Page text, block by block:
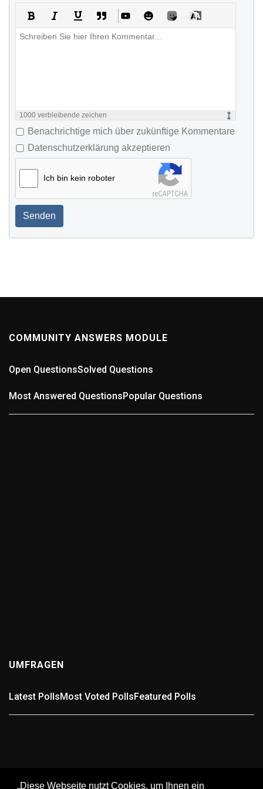
„Diese Webseite nutzt Cookies, um Ihnen ein
1000 verbleibende zeichen
Benachrichtige mich über zukünftige Kommentare
Datenschutzerklärung akzeptieren
Ich bin kein roboter
Senden
COMMUNITY ANSWERS MODULE
Open QuestionsSolved Questions
Most Answered QuestionsPopular Questions
UMFRAGEN
Latest PollsMost Voted PollsFeatured Polls